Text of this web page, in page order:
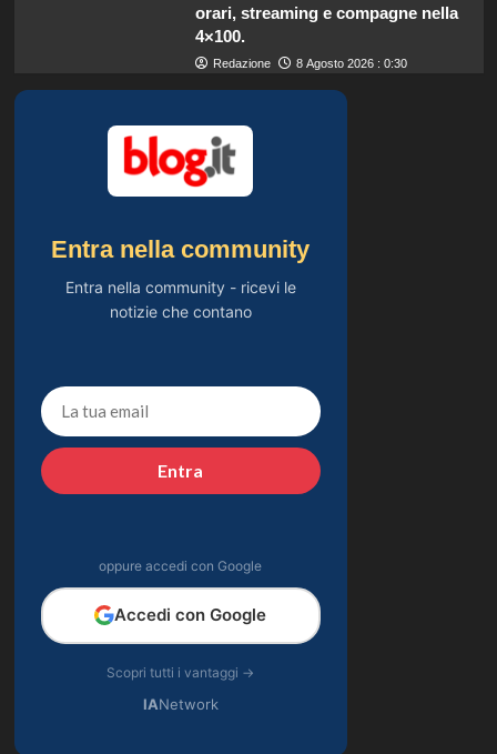
orari, streaming e compagne nella
4×100.
Redazione 8 Agosto 2026 : 0:30
Entra nella community
Entra nella community - ricevi le
notizie che contano
Entra
oppure accedi con Google
Accedi con Google
Scopri tutti i vantaggi →
IANetwork